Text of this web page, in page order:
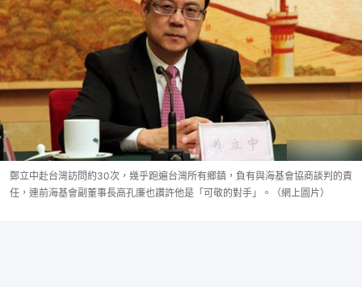
鄭立中赴台灣訪問約30次，幾乎跑遍台灣所有鄉鎮，負有與海基會協商談判的責
任，連前海基會副董事長高孔廉也讚許他是「可敬的對手」。（網上圖片）